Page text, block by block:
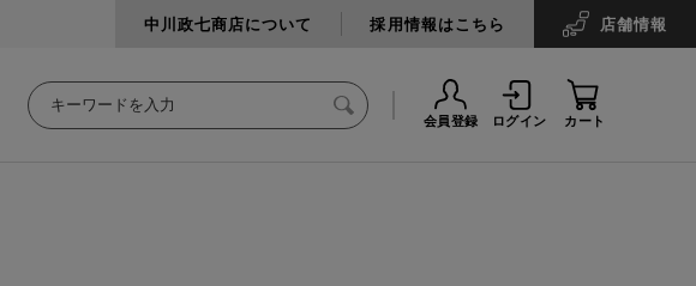
中川政七商店について 採用情報はこちら 店舗情報
会員登録 ログイン カート